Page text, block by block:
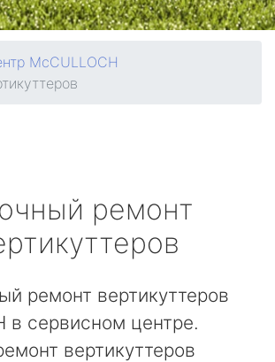
McCULLOCH
ремонт
ремонт вертикуттеров
в сервисном центре.
вертикуттеров